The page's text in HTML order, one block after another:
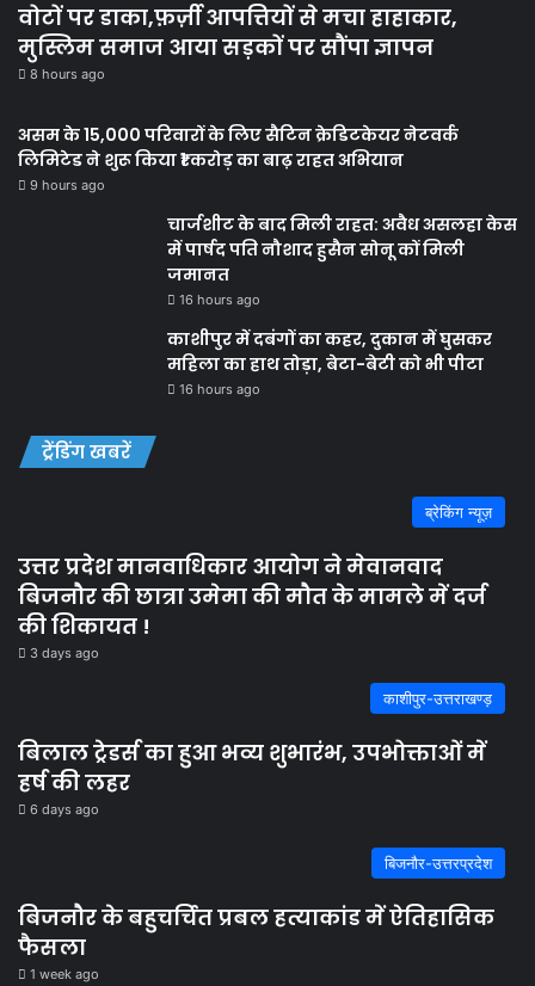
वोटों पर डाका,फ़र्ज़ी आपत्तियों से मचा हाहाकार,
मुस्लिम समाज आया सड़कों पर सौंपा ज्ञापन
8 hours ago
असम के 15,000 परिवारों के लिए सैटिन क्रेडिटकेयर नेटवर्क
लिमिटेड ने शुरू किया ₹1 करोड़ का बाढ़ राहत अभियान
9 hours ago
चार्जशीट के बाद मिली राहत: अवैध असलहा केस
में पार्षद पति नौशाद हुसैन सोनू कों मिली
जमानत
16 hours ago
काशीपुर में दबंगों का कहर, दुकान में घुसकर
महिला का हाथ तोड़ा, बेटा-बेटी को भी पीटा
16 hours ago
ट्रेंडिंग खबरें
ब्रेकिंग न्यूज़
उत्तर प्रदेश मानवाधिकार आयोग ने मेवानवाद
बिजनौर की छात्रा उमेमा की मौत के मामले में दर्ज
की शिकायत !
3 days ago
काशीपुर-उत्तराखण्ड़
बिलाल ट्रेडर्स का हुआ भव्य शुभारंभ, उपभोक्ताओं में
हर्ष की लहर
6 days ago
बिजनौर-उत्तरप्रदेश
बिजनौर के बहुचर्चित प्रबल हत्याकांड में ऐतिहासिक
फैसला
1 week ago